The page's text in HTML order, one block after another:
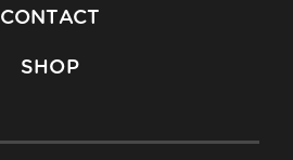
CONTACT
SHOP